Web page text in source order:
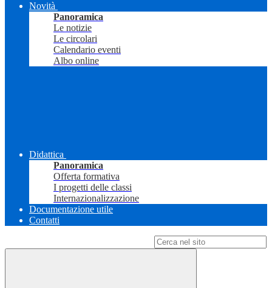
Novità
Panoramica
Le notizie
Le circolari
Calendario eventi
Albo online
Didattica
Panoramica
Offerta formativa
I progetti delle classi
Internazionalizzazione
Documentazione utile
Contatti